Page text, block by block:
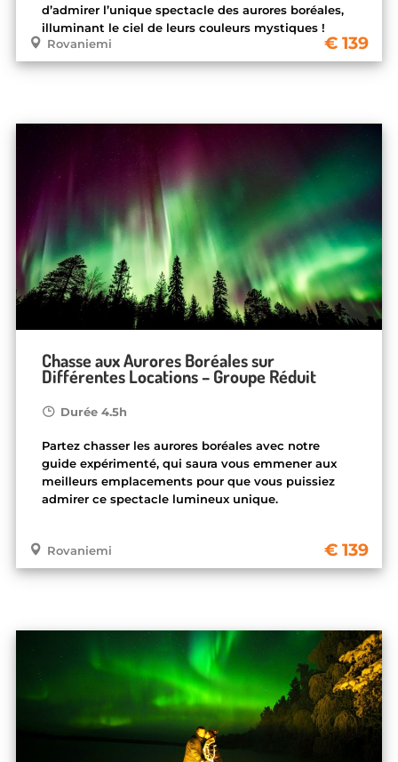
d’admirer l’unique spectacle des aurores boréales,
illuminant le ciel de leurs couleurs mystiques !
Rovaniemi
139
Chasse aux Aurores Boréales sur
Différentes Locations – Groupe Réduit
Durée 4.5h
Partez chasser les aurores boréales avec notre
guide expérimenté, qui saura vous emmener aux
meilleurs emplacements pour que vous puissiez
admirer ce spectacle lumineux unique.
Rovaniemi 139